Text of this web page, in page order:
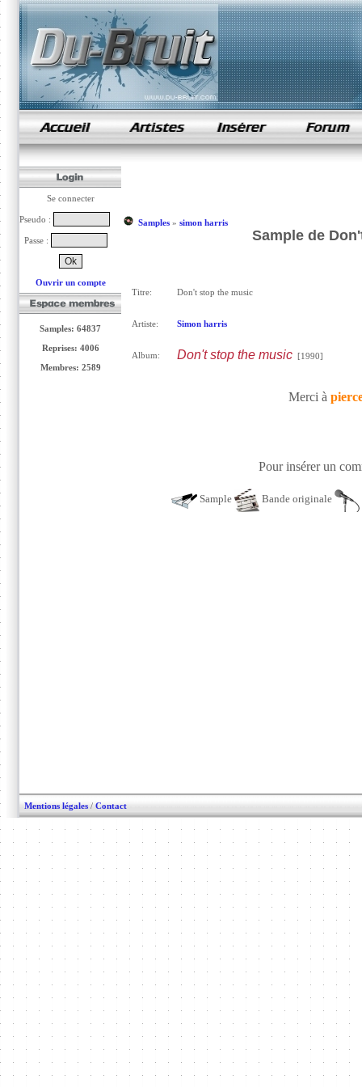
samples de rap
Se connecter
Pseudo :
Passe :
Ouvrir un compte
Samples: 64837
Reprises: 4006
Membres: 2589
Samples» simon harris
Sample de
Titre: Don't stop the music
Artiste: Simon harris
Album: Don't stop the music[1990]
Merci à
Pour insérer un
Sample Bande originale
Mentions légales / Contact